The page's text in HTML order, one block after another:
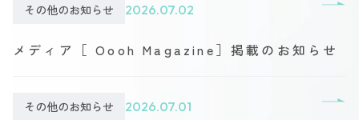
その他のお知らせ 2026.07.02
メディア［ Oooh Magazine］掲載のお知らせ
その他のお知らせ 2026.07.01